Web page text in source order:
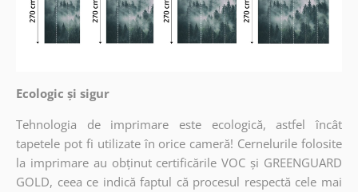
Ecologic și sigur
Tehnologia de imprimare este ecologică, astfel încât
tapetele pot fi utilizate în orice cameră! Cernelurile folosite
la imprimare au obținut certificările VOC și GREENGUARD
GOLD, ceea ce indică faptul că procesul respectă cele mai